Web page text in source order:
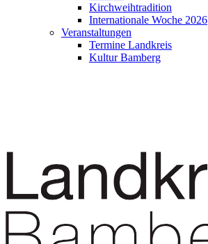
Kirchweihtradition
Internationale Woche 2026
Veranstaltungen
Termine Landkreis
Kultur Bamberg